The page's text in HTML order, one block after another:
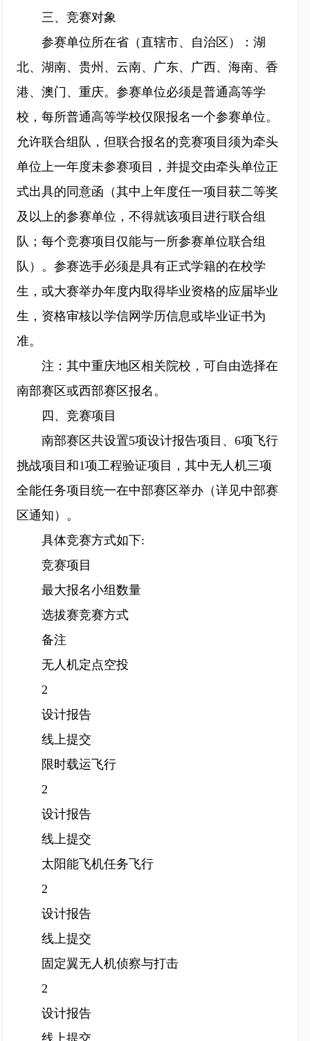
三、竞赛对象
参赛单位所在省（直辖市、自治区）：湖
北、湖南、贵州、云南、广东、广西、海南、香
港、澳门、重庆。参赛单位必须是普通高等学
校，每所普通高等学校仅限报名一个参赛单位。
允许联合组队，但联合报名的竞赛项目须为牵头
单位上一年度未参赛项目，并提交由牵头单位正
式出具的同意函（其中上年度任一项目获二等奖
及以上的参赛单位，不得就该项目进行联合组
队；每个竞赛项目仅能与一所参赛单位联合组
队）。参赛选手必须是具有正式学籍的在校学
生，或大赛举办年度内取得毕业资格的应届毕业
生，资格审核以学信网学历信息或毕业证书为
准。
注：其中重庆地区相关院校，可自由选择在
南部赛区或西部赛区报名。
四、竞赛项目
南部赛区共设置5项设计报告项目、6项飞行
挑战项目和1项工程验证项目，其中无人机三项
全能任务项目统一在中部赛区举办（详见中部赛
区通知）。
具体竞赛方式如下:
竞赛项目
最大报名小组数量
选拔赛竞赛方式
备注
无人机定点空投
2
设计报告
线上提交
限时载运飞行
2
设计报告
线上提交
太阳能飞机任务飞行
2
设计报告
线上提交
固定翼无人机侦察与打击
2
设计报告
线上提交